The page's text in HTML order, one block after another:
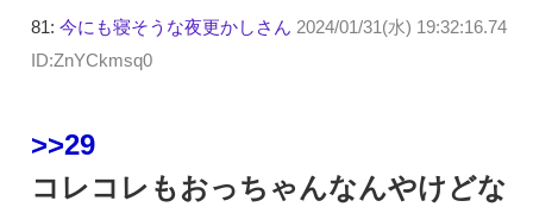
81: 今にも寝そうな夜更かしさん 2024/01/31(水) 19:32:16.74
ID:ZnYCkmsq0
>>29
コレコレもおっちゃんなんやけどな